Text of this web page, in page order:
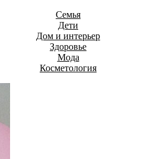
Семья
Дети
Дом и интерьер
Здоровье
Мода
Косметология